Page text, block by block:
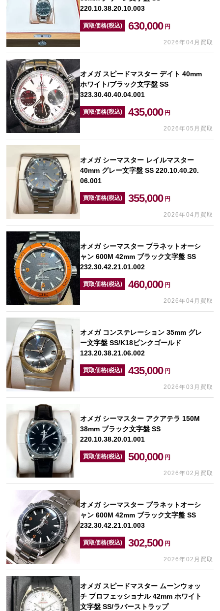
220.10.38.20.10.003
買取価格(税込) 630,000 円
2026年04月買取
オメガ スピードマスター デイト 40mm
ホワイト/ブラック文字盤 SS
323.30.40.40.04.001
買取価格(税込) 435,000 円
2026年05月買取
オメガ シーマスター レイルマスター
40mm グレー文字盤 SS 220.10.40.20.
06.001
買取価格(税込) 355,000 円
2026年04月買取
オメガ シーマスター プラネットオーシ
ャン 600M 42mm ブラック文字盤 SS
232.30.42.21.01.002
買取価格(税込) 460,000 円
2026年04月買取
オメガ コンステレーション 35mm グレ
ー文字盤 SS/K18ピンクゴールド
123.20.38.21.06.002
買取価格(税込) 435,000 円
2026年03月買取
オメガ シーマスター アクアテラ 150M
38mm ブラック文字盤 SS
220.10.38.20.01.001
買取価格(税込) 500,000 円
2026年02月買取
オメガ シーマスター プラネットオーシ
ャン 600M 42mm ブラック文字盤 SS
232.30.42.21.01.003
買取価格(税込) 302,500 円
2026年02月買取
オメガ スピードマスター ムーンウォッ
チ プロフェッショナル 42mm ホワイト
文字盤 SS/ラバーストラップ